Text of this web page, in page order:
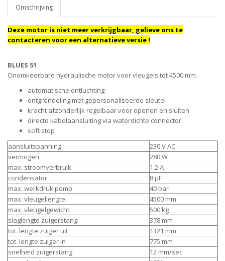
Omschrijving
Deze motor is niet meer verkrijgbaar, gelieve ons te
contacteren voor een alternatieve versie !
BLUES 51
Onomkeerbare hydraulische motor voor vleugels tot 4500 mm.
automatische ontluchting
ontgrendeling met gepersonaliseerde sleutel
kracht afzonderlijk regelbaar voor openen en sluiten
directe kabelaansluiting via waterdichte connector
soft stop
aansluitspanning
230 V AC
vermogen
280 W
max. stroomverbruik
1,2 A
condensator
8 µF
max. werkdruk pomp
40 bar
max. vleugellengte
4500 mm
max. vleugelgewicht
500 kg
slaglengte zuigerstang
378 mm
tot. lengte zuiger uit
1321 mm
tot. lengte zuiger in
775 mm
snelheid zuigerstang
12 mm/sec